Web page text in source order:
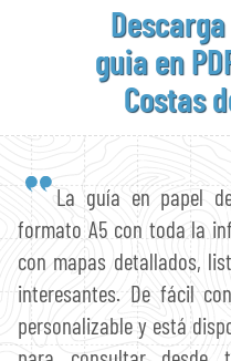
guia en
Costas
La guía en papel
formato A5 con toda la
con mapas detallados,
interesantes. De fácil
personalizable y está